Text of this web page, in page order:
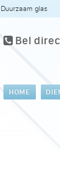
Bel
✓ Duurzaam glas
HOME